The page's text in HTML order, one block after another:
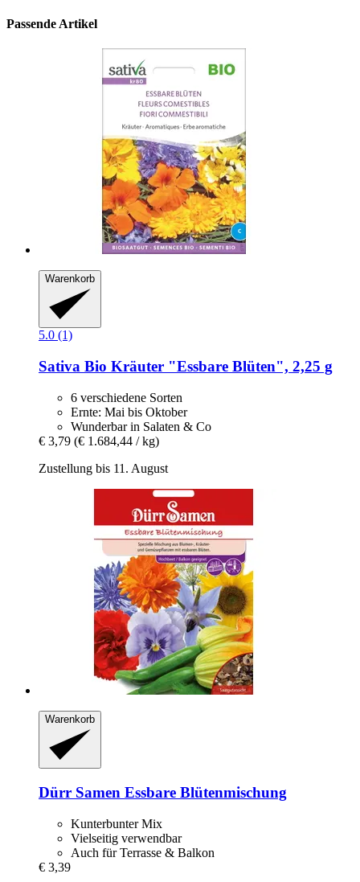
Passende Artikel
Warenkorb
5.0 (1)
Sativa Bio Kräuter "Essbare Blüten", 2,25 g
6 verschiedene Sorten
Ernte: Mai bis Oktober
Wunderbar in Salaten & Co
€ 3,79 (€ 1.684,44 / kg)
Zustellung bis 11. August
Warenkorb
Dürr Samen Essbare Blütenmischung
Kunterbunter Mix
Vielseitig verwendbar
Auch für Terrasse & Balkon
€ 3,39